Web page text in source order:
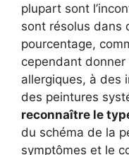
plupart sont
sont résolus dans
pourcentage,
cependant
allergiques, à des
des peintures
reconnaître le
du schéma de la
symptômes et le